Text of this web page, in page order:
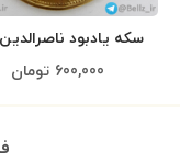
سکه یادبود
قاجار برنجی
600,000 تومان